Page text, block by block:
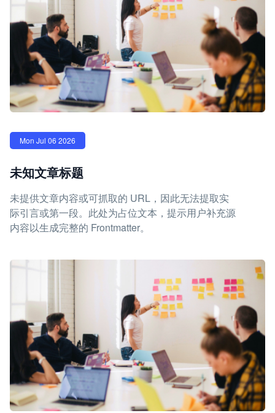
Mon Jul 06 2026
未知文章标题
未提供文章内容或可抓取的 URL，因此无法提取实
际引言或第一段。此处为占位文本，提示用户补充源
内容以生成完整的 Frontmatter。